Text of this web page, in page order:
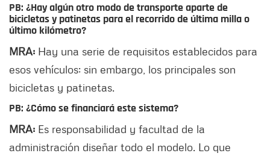
PB: ¿Hay algún otro modo de transporte aparte de
bicicletas y patinetas para el recorrido de última milla o
último kilómetro?
MRA: Hay una serie de requisitos establecidos para
esos vehículos; sin embargo, los principales son
bicicletas y patinetas.
PB: ¿Cómo se financiará este sistema?
MRA: Es responsabilidad y facultad de la
administración diseñar todo el modelo. Lo que